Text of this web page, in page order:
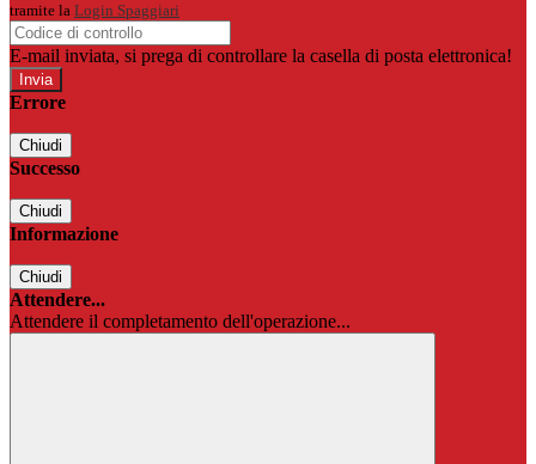
tramite la Login Spaggiari
E-mail inviata, si prega di controllare la casella di posta elettronica!
Errore
Chiudi
Successo
Chiudi
Informazione
Chiudi
Attendere...
Attendere il completamento dell'operazione...